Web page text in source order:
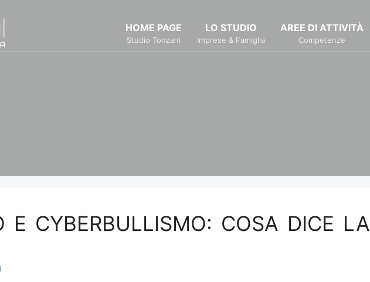
HOME PAGE
Studio Tonzani
LO STUDIO
Imprese & Famiglia
AREE DI ATTIVITÀ
Competenze
E CYBERBULLISMO: COSA DICE LA